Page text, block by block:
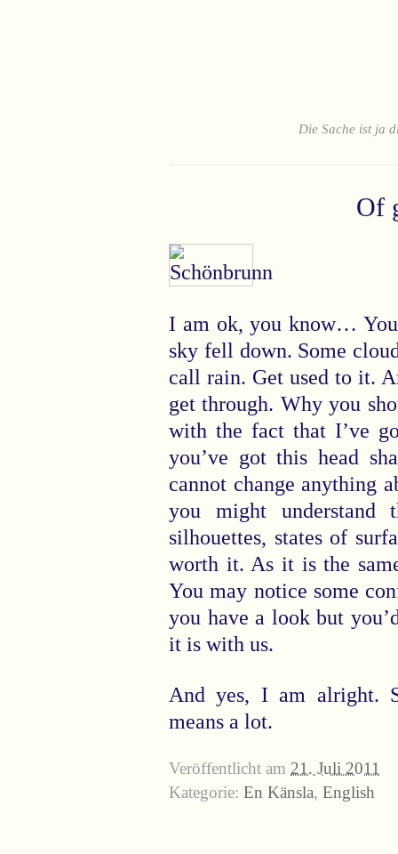
Die Sache ist ja
Of
I am ok, you know…
sky fell down. Some
call rain. Get used to it.
get through. Why you
with the fact that I’ve
you’ve got this head
cannot change anything
you might understand
silhouettes, states of
worth it. As it is the
You may notice some
you have a look but
it is with us.
And yes, I am alright.
means a lot.
Veröffentlicht am 21. Juli 2011
Kategorie: En Känsla, English